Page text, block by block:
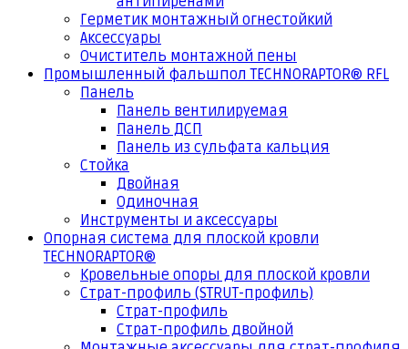
Герметик монтажный огнестойкий
Аксессуары
Очиститель монтажной пены
Промышленный фальшпол TECHNORAPTOR® RFL
Панель
Панель вентилируемая
Панель ДСП
Панель из сульфата кальция
Стойка
Двойная
Одиночная
Инструменты и аксессуары
Опорная система для плоской кровли
TECHNORAPTOR®
Кровельные опоры для плоской кровли
Страт-профиль (STRUT-профиль)
Страт-профиль
Страт-профиль двойной